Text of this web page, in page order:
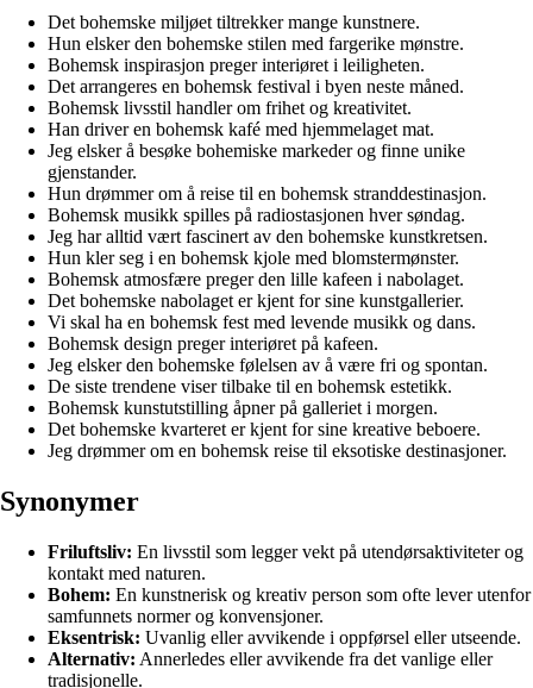
Det bohemske miljøet tiltrekker mange kunstnere.
Hun elsker den bohemske stilen med fargerike mønstre.
Bohemsk inspirasjon preger interiøret i leiligheten.
Det arrangeres en bohemsk festival i byen neste måned.
Bohemsk livsstil handler om frihet og kreativitet.
Han driver en bohemsk kafé med hjemmelaget mat.
Jeg elsker å besøke bohemiske markeder og finne unike
gjenstander.
Hun drømmer om å reise til en bohemsk stranddestinasjon.
Bohemsk musikk spilles på radiostasjonen hver søndag.
Jeg har alltid vært fascinert av den bohemske kunstkretsen.
Hun kler seg i en bohemsk kjole med blomstermønster.
Bohemsk atmosfære preger den lille kafeen i nabolaget.
Det bohemske nabolaget er kjent for sine kunstgallerier.
Vi skal ha en bohemsk fest med levende musikk og dans.
Bohemsk design preger interiøret på kafeen.
Jeg elsker den bohemske følelsen av å være fri og spontan.
De siste trendene viser tilbake til en bohemsk estetikk.
Bohemsk kunstutstilling åpner på galleriet i morgen.
Det bohemske kvarteret er kjent for sine kreative beboere.
Jeg drømmer om en bohemsk reise til eksotiske destinasjoner.
Synonymer
Friluftsliv: En livsstil som legger vekt på utendørsaktiviteter og
kontakt med naturen.
Bohem: En kunstnerisk og kreativ person som ofte lever utenfor
samfunnets normer og konvensjoner.
Eksentrisk: Uvanlig eller avvikende i oppførsel eller utseende.
Alternativ: Annerledes eller avvikende fra det vanlige eller
tradisjonelle.